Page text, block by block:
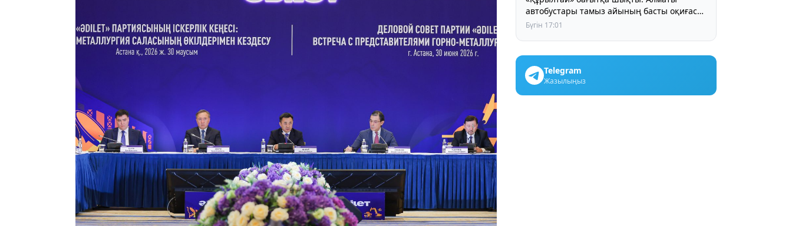
автобустары тамыз айының басты оқиғасы
туралы айта бастады
Бүгін 17:01
Telegram
Жазылыңыз